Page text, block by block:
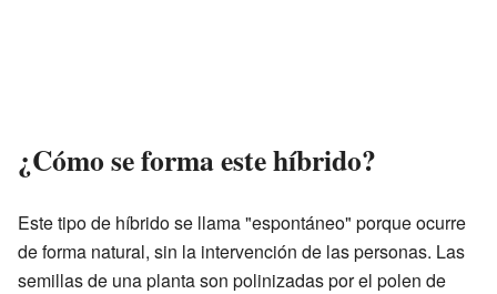
¿Cómo se forma este híbrido?
Este tipo de híbrido se llama "espontáneo" porque ocurre
de forma natural, sin la intervención de las personas. Las
semillas de una planta son polinizadas por el polen de